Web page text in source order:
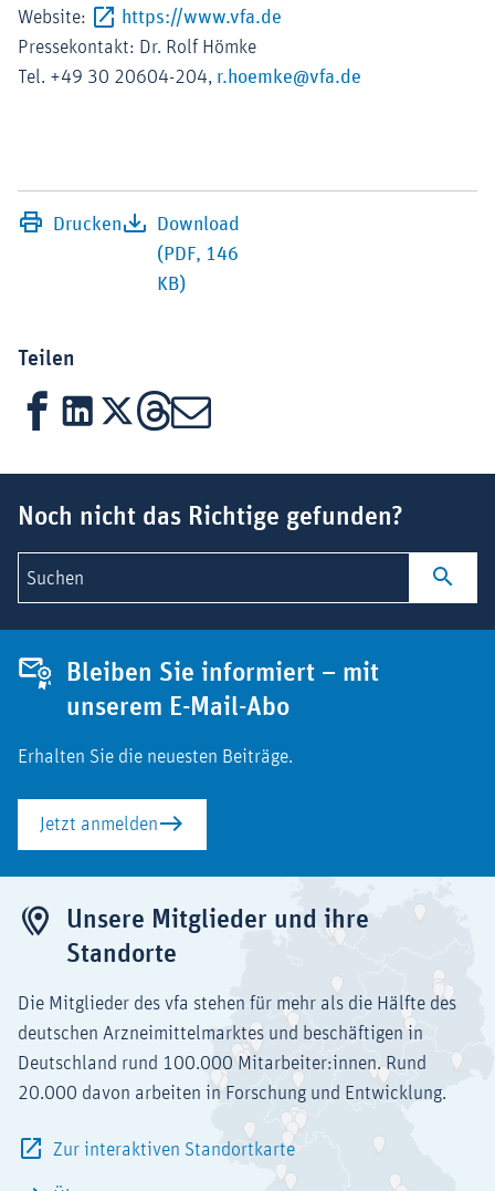
Website:
https://www.vfa.de
Pressekontakt: Dr. Rolf Hömke
Tel. +49 30 20604-204, r.hoemke@vfa.de
Drucken
Download
(PDF, 146
KB)
Teilen
FacebookLinkedIn
X Threads
Mail
Noch nicht das Richtige gefunden?
Suchen
Bleiben Sie informiert – mit
unserem E-Mail-Abo
Erhalten Sie die neuesten Beiträge.
Jetzt anmelden
Unsere Mitglieder und ihre
Standorte
Die Mitglieder des vfa stehen für mehr als die Hälfte des
deutschen Arzneimittelmarktes und beschäftigen in
Deutschland rund 100.000 Mitarbeiter:innen. Rund
20.000 davon arbeiten in Forschung und Entwicklung.
Zur interaktiven Standortkarte